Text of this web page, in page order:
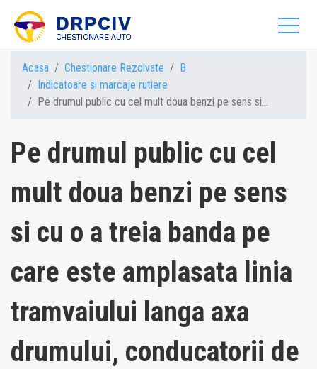
Acasa Chestionare Rezolvate
B
Indicatoare si marcaje rutiere
Pe drumul public cu cel mult doua benzi pe sens si...
Pe drumul public cu cel
mult doua benzi pe sens
si cu o a treia banda pe
care este amplasata linia
tramvaiului langa axa
drumului, conducatorii de